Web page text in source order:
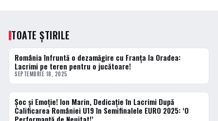
TOATE ȘTIRILE
HANDBAL
România înfruntă o dezamăgire cu Franța la Oradea:
Lacrimi pe teren pentru o jucătoare!
SEPTEMBRIE 18, 2025
ACTUALE
Șoc și Emoție! Ion Marin, Dedicație în Lacrimi După
Calificarea României U19 în Semifinalele EURO 2025: ‘O